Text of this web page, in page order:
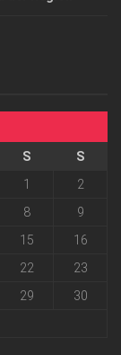
S
S
1
2
8
9
15
16
22
23
29
30